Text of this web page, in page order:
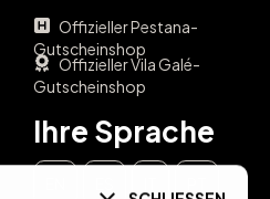
Offizieller Pestana-
Gutscheinshop
Offizieller Vila Galé-
Gutscheinshop
Ihre Sprache